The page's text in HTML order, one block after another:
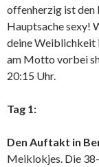
offenherzig ist den
Hauptsache sexy!
deine Weiblichkeit
am Motto vorbei
20:15 Uhr.
Tag 1:
Den Auftakt in
Meiklokjes. Die